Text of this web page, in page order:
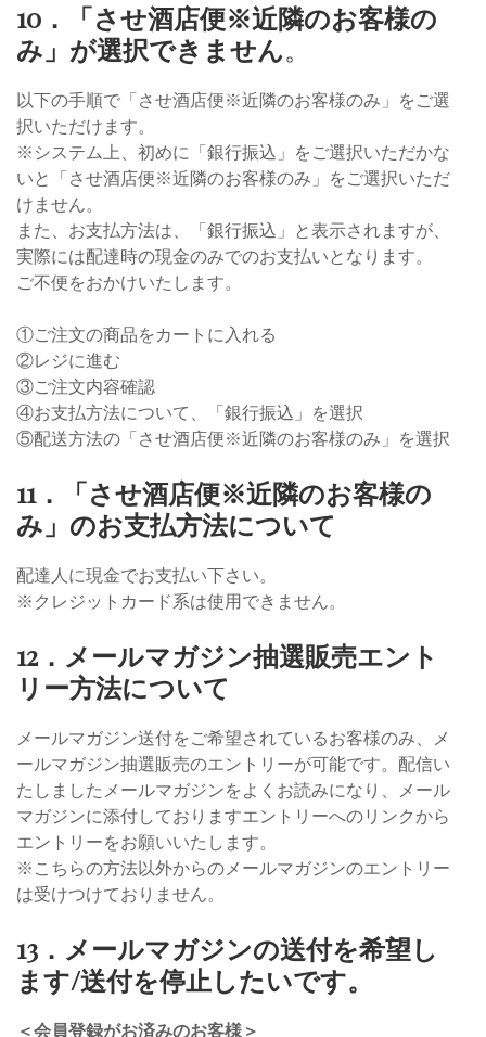
10．「させ酒店便※近隣のお客様の
み」が選択できません。
以下の手順で「させ酒店便※近隣のお客様のみ」をご選
択いただけます。
※システム上、初めに「銀行振込」をご選択いただかな
いと「させ酒店便※近隣のお客様のみ」をご選択いただ
けません。
また、お支払方法は、「銀行振込」と表示されますが、
実際には配達時の現金のみでのお支払いとなります。
ご不便をおかけいたします。
①ご注文の商品をカートに入れる
②レジに進む
③ご注文内容確認
④お支払方法について、「銀行振込」を選択
⑤配送方法の「させ酒店便※近隣のお客様のみ」を選択
11．「させ酒店便※近隣のお客様の
み」のお支払方法について
配達人に現金でお支払い下さい。
※クレジットカード系は使用できません。
12．メールマガジン抽選販売エント
リー方法について
メールマガジン送付をご希望されているお客様のみ、メ
ールマガジン抽選販売のエントリーが可能です。配信い
たしましたメールマガジンをよくお読みになり、メール
マガジンに添付しておりますエントリーへのリンクから
エントリーをお願いいたします。
※こちらの方法以外からのメールマガジンのエントリー
は受けつけておりません。
13．メールマガジンの送付を希望し
ます/送付を停止したいです。
＜会員登録がお済みのお客様＞